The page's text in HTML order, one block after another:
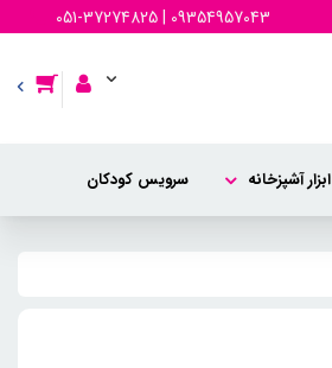
051-37274825 | 09354957043
ابزار آشپزخانه سرویس کودکان